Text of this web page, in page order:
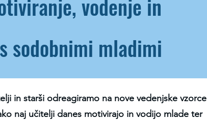
vodenje in
sodobnimi mladimi
in starši odreagiramo na nove vedenjske vzorce
naj učitelji danes motivirajo in vodijo mlade ter